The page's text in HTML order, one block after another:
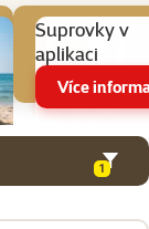
Suprovky v
aplikaci
Více
1